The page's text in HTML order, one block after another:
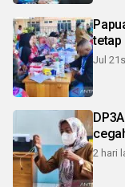
tetap
Jul
2 hari